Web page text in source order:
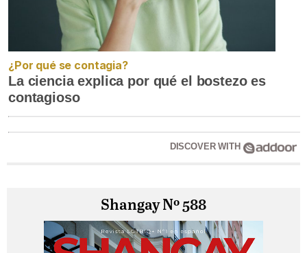
¿Por qué se contagia?
La ciencia explica por qué el bostezo es
contagioso
DISCOVER WITH
Shangay Nº 588